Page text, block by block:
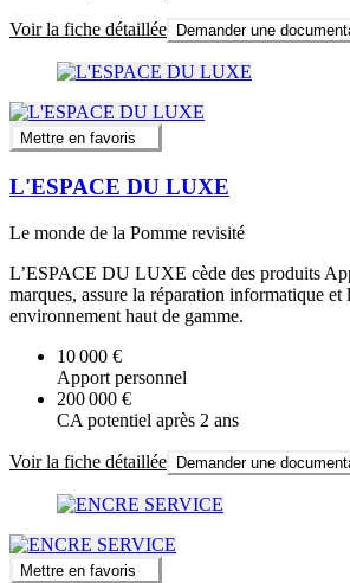
Voir la fiche détaillée Demander une
Mettre en favoris
L'ESPACE DU LUXE
Le monde de la Pomme revisité
L’ESPACE DU LUXE cède des produits
marques, assure la réparation informatique et
environnement haut de gamme.
10 000 €
Apport personnel
200 000 €
CA potentiel après 2 ans
Voir la fiche détaillée Demander une
Mettre en favoris